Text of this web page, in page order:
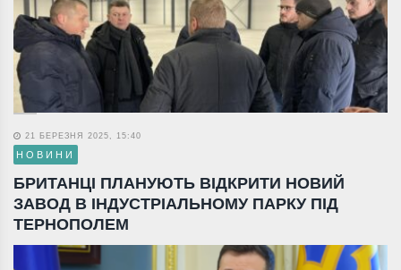
21 БЕРЕЗНЯ 2025, 15:40
НОВИНИ
БРИТАНЦІ ПЛАНУЮТЬ ВІДКРИТИ НОВИЙ
ЗАВОД В ІНДУСТРІАЛЬНОМУ ПАРКУ ПІД
ТЕРНОПОЛЕМ